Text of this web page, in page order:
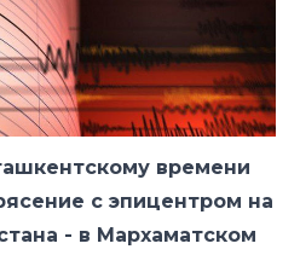
времени
с эпицентром на
- в Мархаматском